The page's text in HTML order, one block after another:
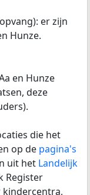
er zijn
Hunze.
en Hunze
deze
die het
op de pagina's
uit het Landelijk
Register